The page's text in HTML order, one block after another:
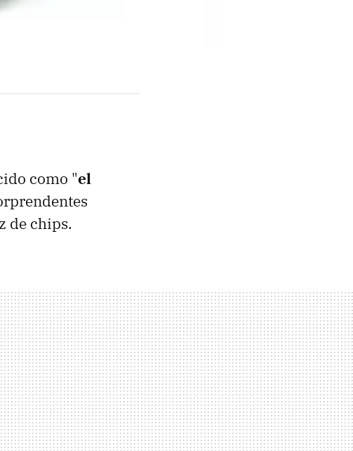
como "el
de chips.